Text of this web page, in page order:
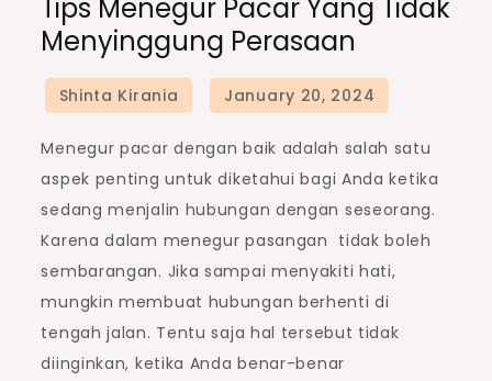
Tips Menegur Pacar Yang Tidak
Menyinggung Perasaan
Menegur pacar dengan baik adalah salah satu
aspek penting untuk diketahui bagi Anda ketika
sedang menjalin hubungan dengan seseorang.
Karena dalam menegur pasangan tidak boleh
sembarangan. Jika sampai menyakiti hati,
mungkin membuat hubungan berhenti di
tengah jalan. Tentu saja hal tersebut tidak
diinginkan, ketika Anda benar-benar